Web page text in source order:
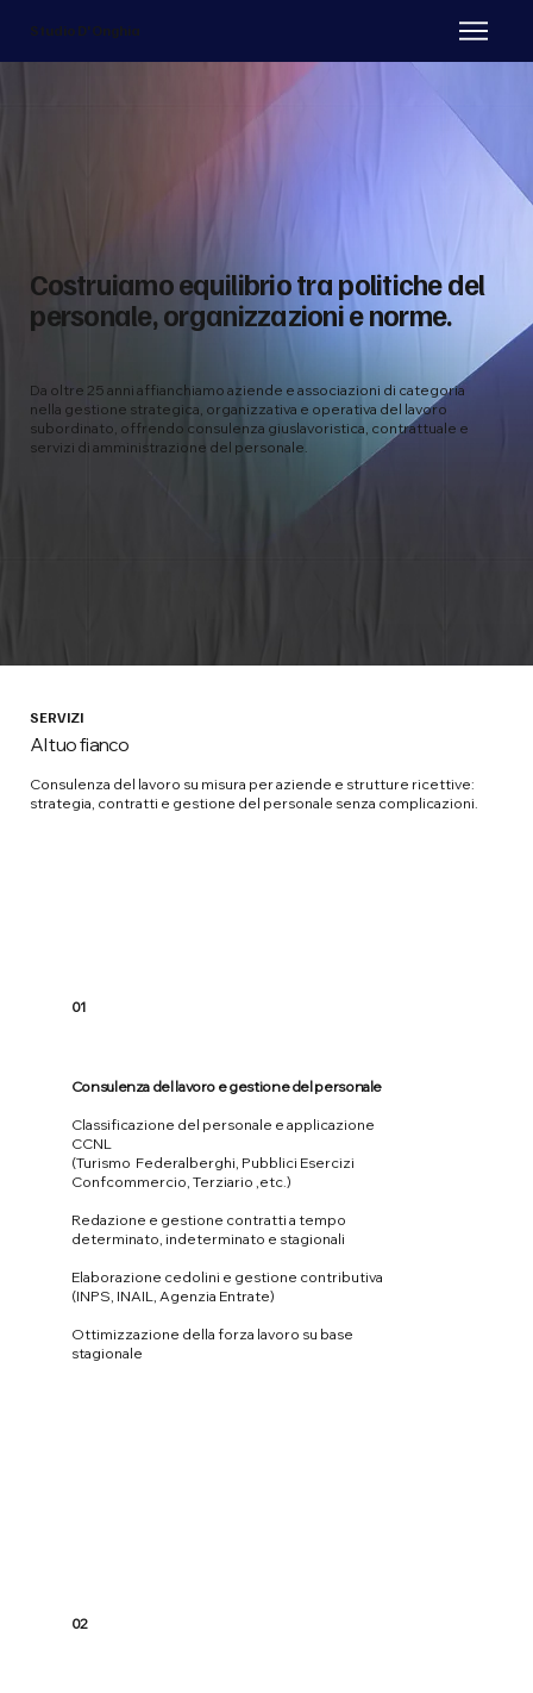
Studio D'Onghia
Costruiamo equilibrio tra politiche del
personale, organizzazioni e norme.
Da oltre 25 anni affianchiamo aziende e associazioni di categoria
nella gestione strategica, organizzativa e operativa del lavoro
subordinato, offrendo consulenza giuslavoristica, contrattuale e
servizi di amministrazione del personale.
SERVIZI
Al tuo fianco
Consulenza del lavoro su misura per aziende e strutture ricettive:
strategia, contratti e gestione del personale senza complicazioni.
01
Consulenza del lavoro e gestione del personale
Classificazione del personale e applicazione
CCNL
(Turismo Federalberghi, Pubblici Esercizi
Confcommercio, Terziario ,etc.)
Redazione e gestione contratti a tempo
determinato, indeterminato e stagionali
Elaborazione cedolini e gestione contributiva
(INPS, INAIL, Agenzia Entrate)
Ottimizzazione della forza lavoro su base
stagionale
02